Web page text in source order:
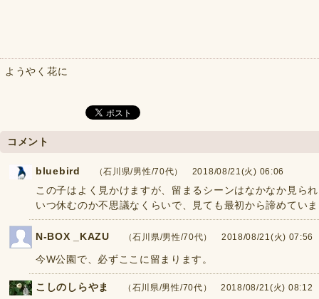
ようやく花に
コメント
bluebird （石川県/男性/70代） 2018/08/21(火) 06:06
この子はよく見かけますが、留まるシーンはなかなか見ら
いつ休むのか不思議なくらいで、見ても最初から諦めてい
N-BOX _KAZU （石川県/男性/70代） 2018/08/21(火) 07:56
今W公園で、必ずここに留まります。
こしのしらやま （石川県/男性/70代） 2018/08/21(火) 08:12